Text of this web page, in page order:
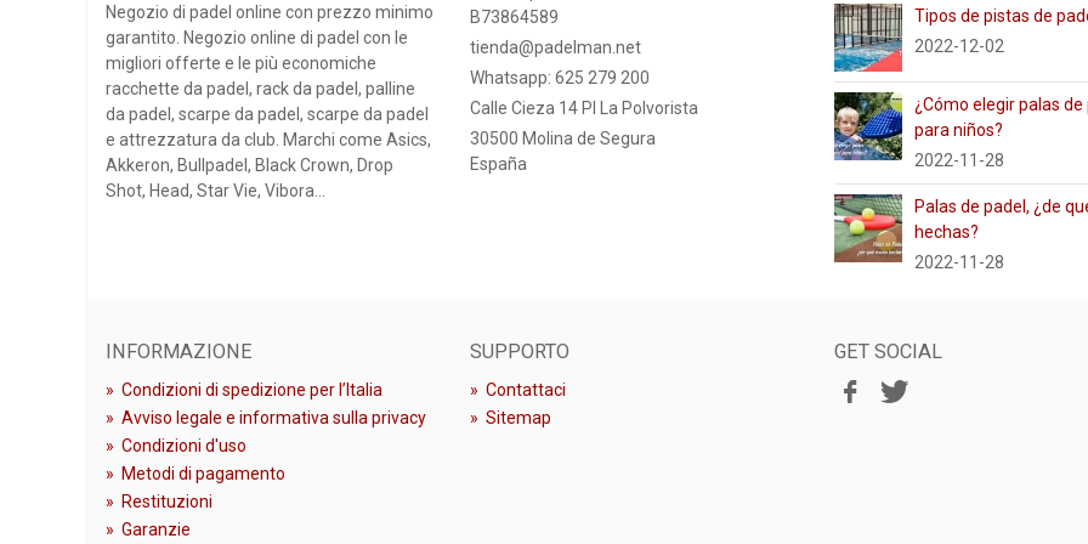
Destacamos de entre todas la pala llevada por el chaqueño Franco Stupaczuk,
jugadores del circuito así como para conquistar títulos oficiales del World Padel
titua como una de las palas de pádel más completas por sus características.
redondo, que junto a su goma y amplio punto dulce consigue una potencia y
permitiendo mover la pala con soltura y rapidez en golpes defensivos o aéreos
Star Vie mantiente la línea de la temporada pasada uniendo el blanco el rojo y el
Negozio di padel online con prezzo minimo
garantito. Negozio online di padel con le
migliori offerte e le più economiche
racchette da padel, rack da padel, palline
da padel, scarpe da padel, scarpe da padel
e attrezzatura da club. Marchi come Asics,
Akkeron, Bullpadel, Black Crown, Drop
Shot, Head, Star Vie, Vibora...
B73864589
tienda@padelman.net
Whatsapp: 625 279 200
Calle Cieza 14 PI La Polvorista
30500 Molina de Segura
España
Tipos de pistas de
2022-12-02
¿Cómo elegir palas de
para niños?
2022-11-28
Palas de padel, ¿de
hechas?
2022-11-28
INFORMAZIONE
» Condizioni di spedizione per l’Italia
» Avviso legale e informativa sulla privacy
» Condizioni d'uso
» Metodi di pagamento
» Restituzioni
» Garanzie
SUPPORTO
» Contattaci
» Sitemap
GET SOCIAL